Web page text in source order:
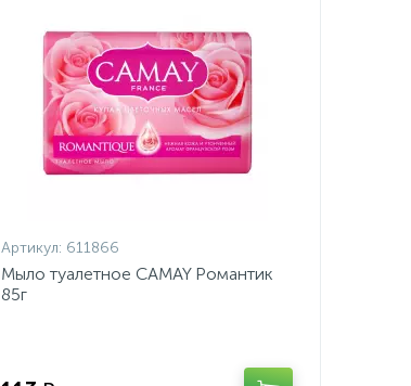
Артикул: 611866
Мыло туалетное CAMAY Романтик
85г